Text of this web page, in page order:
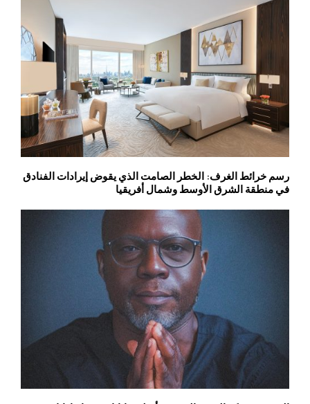
رسم خرائط الغرف: الخطر الصامت الذي يقوض إيرادات الفنادق
في منطقة الشرق الأوسط وشمال أفريقيا